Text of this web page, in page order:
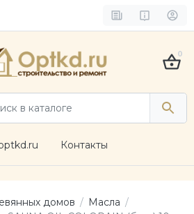
0
Контакты
домов
Масла